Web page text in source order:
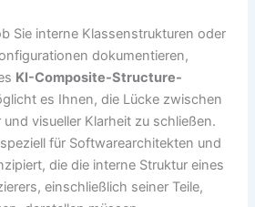
Sie interne Klassenstrukturen oder
dokumentieren,
KI-Composite-Structure-
es Ihnen, die Lücke zwischen
visueller Klarheit zu schließen.
für Softwarearchitekten und
die die interne Struktur eines
einschließlich seiner Teile,